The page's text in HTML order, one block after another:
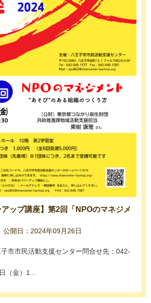
アップ講座】第2回「NPOのマネジメ
公開日：2024年09月26日
市市民活動支援センター問合せ先：042-
（金）1...